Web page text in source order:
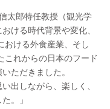
太郎特任教授（観光学
ける時代背景や変化、
おける外食産業、そし
これからの日本のフード
ただきました。
出しながら、楽しく、
。」